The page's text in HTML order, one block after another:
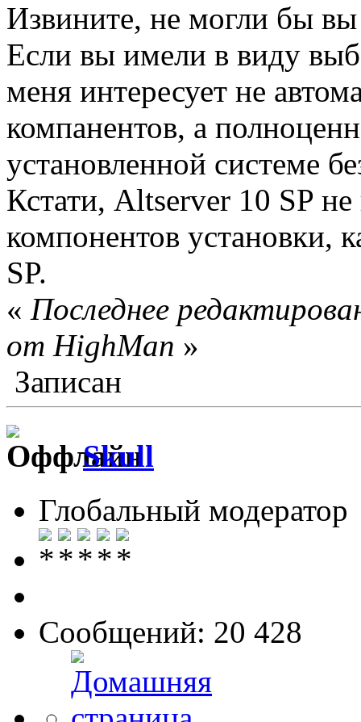
Извините, не могли бы вы
Если вы имели в виду
меня интересует не
компанентов, а
установленной системе
Кстати, Altserver 10 SP
компонентов установки,
SP.
« Последнее
от HighMan »
Записан
Skull
Глобальный модератор
Сообщений: 20 428